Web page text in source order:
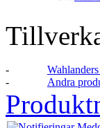
-
-
Andra